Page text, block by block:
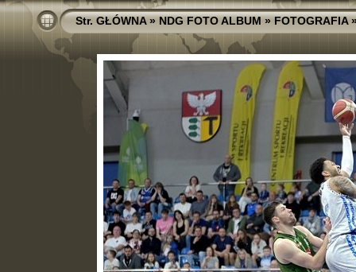
Str. GŁÓWNA»NDG FOTO ALBUM»FOTOGRAFIA